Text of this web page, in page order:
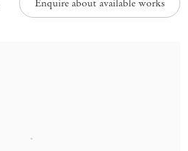
Enquire about available works